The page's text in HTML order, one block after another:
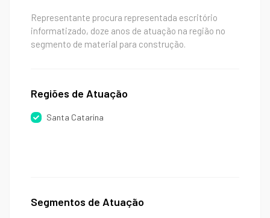
Representante procura representada escritório
informatizado, doze anos de atuação na região no
segmento de material para construção.
Regiões de Atuação
Santa Catarina
Segmentos de Atuação